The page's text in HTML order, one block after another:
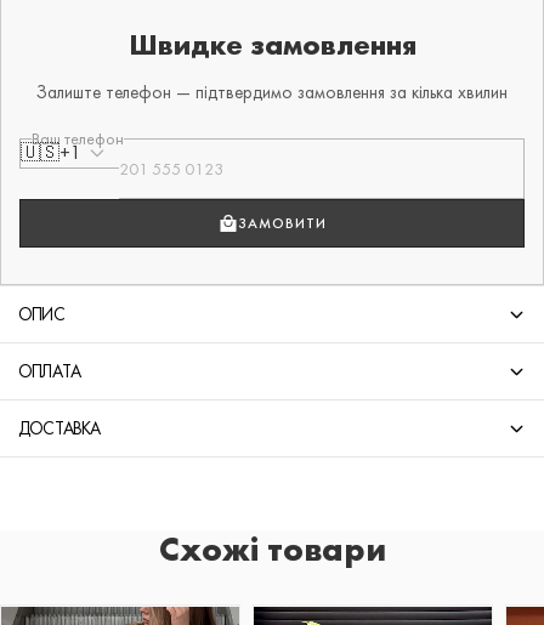
Швидке замовлення
Залиште телефон — підтвердимо замовлення за кілька хвилин
Ваш телефон
🇺🇸+1
ЗАМОВИТИ
ОПИС
ОПЛАТА
ДОСТАВКА
Схожі товари